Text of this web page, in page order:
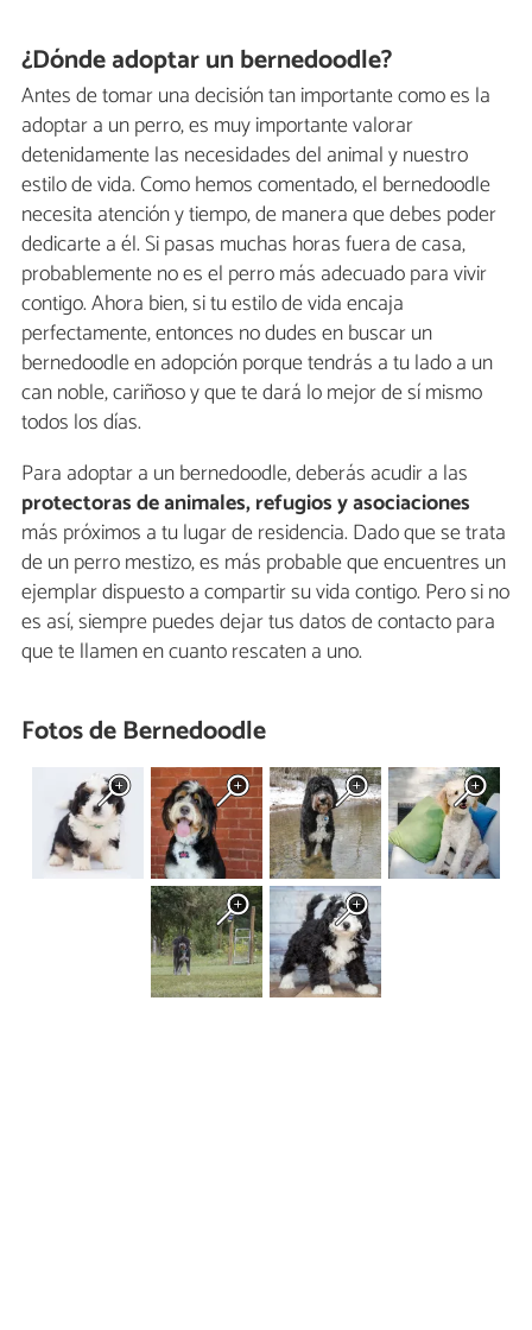
¿Dónde adoptar un bernedoodle?
Antes de tomar una decisión tan importante como es la
adoptar a un perro, es muy importante valorar
detenidamente las necesidades del animal y nuestro
estilo de vida. Como hemos comentado, el bernedoodle
necesita atención y tiempo, de manera que debes poder
dedicarte a él. Si pasas muchas horas fuera de casa,
probablemente no es el perro más adecuado para vivir
contigo. Ahora bien, si tu estilo de vida encaja
perfectamente, entonces no dudes en buscar un
bernedoodle en adopción porque tendrás a tu lado a un
can noble, cariñoso y que te dará lo mejor de sí mismo
todos los días.
Para adoptar a un bernedoodle, deberás acudir a las
protectoras de animales, refugios y asociaciones
más próximos a tu lugar de residencia. Dado que se trata
de un perro mestizo, es más probable que encuentres un
ejemplar dispuesto a compartir su vida contigo. Pero si no
es así, siempre puedes dejar tus datos de contacto para
que te llamen en cuanto rescaten a uno.
Fotos de Bernedoodle